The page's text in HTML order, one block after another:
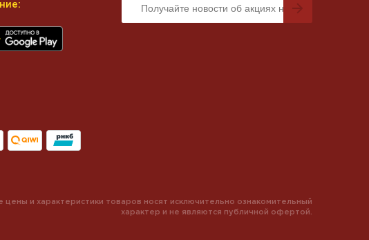
цены и характеристики товаров носят исключительно ознакомительный
характер и не являются публичной офертой.